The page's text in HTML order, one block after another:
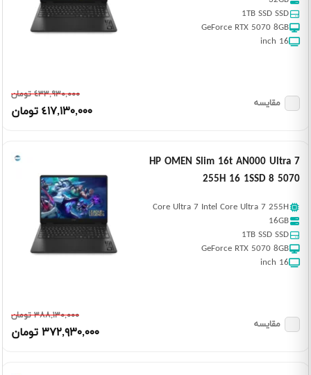
1TB SSD SSD
GeForce RTX 5070 8GB
16 inch
٤٣٣,٩٣٠,٠٠٠ تومان
٤١٧,١٣٠,٠٠٠ تومان
مقایسه
HP OMEN Slim 16t AN000 Ultra 7
255H 16 1SSD 8 5070
Core Ultra 7 Intel Core Ultra 7 255H
16GB
1TB SSD SSD
GeForce RTX 5070 8GB
16 inch
٣٨٨,١٣٠,٠٠٠ تومان
٣٧٢,٩٣٠,٠٠٠ تومان
مقایسه